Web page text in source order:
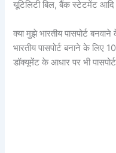
यूटिलिटी बिल, बैंक स्टेटमेंट
क्या मुझे भारतीय पासपोर्ट
भारतीय पासपोर्ट बनाने के लिए
डॉक्यूमेंट के आधार पर भी